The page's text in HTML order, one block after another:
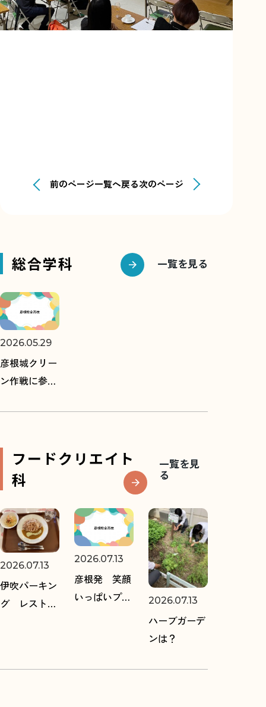
前のページ一覧へ戻る次のページ
総合学科 一覧を見る
2026.05.29
彦根城クリー
ン作戦に参加
フードクリエイト
科
一覧を見
る
2026.07.13
伊吹パーキン
グ レストラ
2026.07.13
彦根発 笑顔
いっぱいプロ
2026.07.13
ハーブガーデ
ンは？